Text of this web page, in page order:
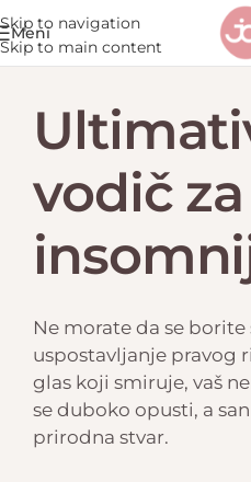
Skip to navigation
Skip to main content
Meni
vodič za
Ne morate da se borite
uspostavljanje pravog
glas koji smiruje, vaš
se duboko opusti, a
prirodna stvar.